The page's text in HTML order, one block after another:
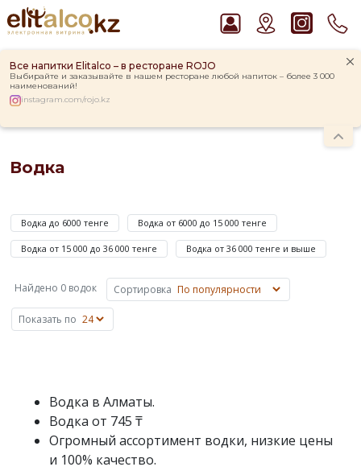
Все напитки Elitalco – в ресторане ROJO
Выбирайте и заказывайте в нашем ресторане любой напиток – более 3 000
наименований!
instagram.com/rojo.kz
Виски Talisker 10 YO Malt 45,8% in Box
Ром Captain Morgan White 37,5%
Пиво Guinness Draught 4,2% Can
Водка
крепкий
алкогольный
напиток,
путем
смешивания
ректифицированного
исправленной
достижения
нужной
Водка до 6000 тенге Водка от 6000 до 15 000 тенге
Водка от 15 000 до 36 000 тенге Водка от 36 000 тенге и выше
Найдено 0 водок Сортировка
Показать по
Водка в Алматы.
Водка от 745 ₸
Огромный ассортимент водки, низкие цены
и 100% качество.